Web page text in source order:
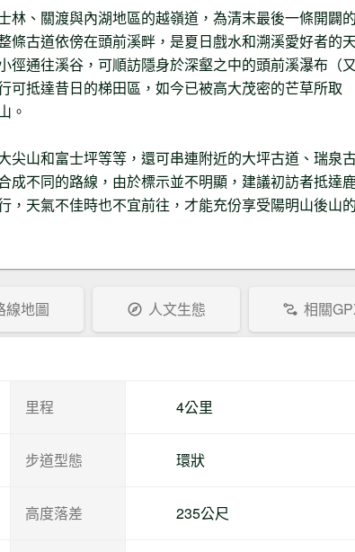
路況大致良好但較為濕滑，山頂草原
建議須用導航地圖避免迷航
布O形走，夏日清涼消暑路線，沿途
林蔭茂密、溪水清澈、風景秀麗，回
程順訪頭前溪瀑布，瀑布高約四公尺
林、關渡與內湖地區的越嶺道，為清末最後一條開闢
條古道依傍在頭前溪畔，是夏日戲水和溯溪愛好者的
徑通往溪谷，可順訪隱身於深壑之中的頭前溪瀑布（
抵達昔日的梯田區，如今已被高大茂密的芒草所取
。
山和富士坪等等，還可串連附近的大坪古道、瑞泉
不同的路線，由於標示並不明顯，建議初訪者抵達
天氣不佳時也不宜前往，才能充份享受陽明山後山
線地圖 人文生態 相關
里程 4公里
步道型態 環狀
高度落差 235公尺